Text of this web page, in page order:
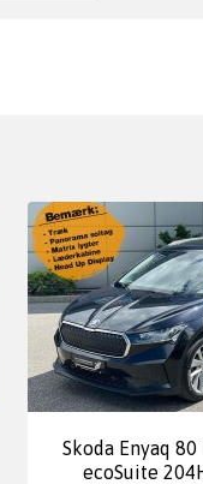
Skoda Enyaq
ecoSuite